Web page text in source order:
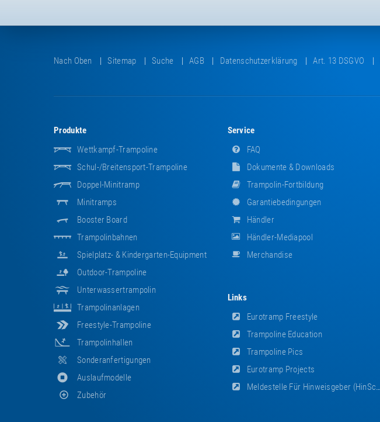
Nach Oben Sitemap Suche AGB Datenschutzerklärung Art. 13 DSGVO
Produkte
Wettkampf-Trampoline
Schul-/Breitensport-Trampoline
Doppel-Minitramp
Minitramps
Booster Board
Trampolinbahnen
Spielplatz- & Kindergarten-Equipment
Outdoor-Trampoline
Unterwassertrampolin
Trampolinanlagen
Freestyle-Trampoline
Trampolinhallen
Sonderanfertigungen
Auslaufmodelle
Zubehör
Service
FAQ
Dokumente & Downloads
Trampolin-Fortbildung
Garantiebedingungen
Händler
Händler-Mediapool
Merchandise
Links
Eurotramp Freestyle
Trampoline Education
Trampoline Pics
Eurotramp Projects
Meldestelle Für Hinweisgeber (HinSchG)